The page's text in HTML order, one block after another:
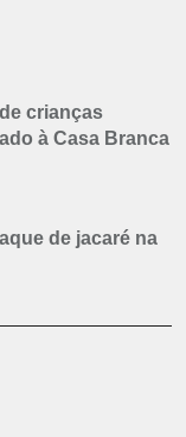
crianças
à Casa Branca
de jacaré na